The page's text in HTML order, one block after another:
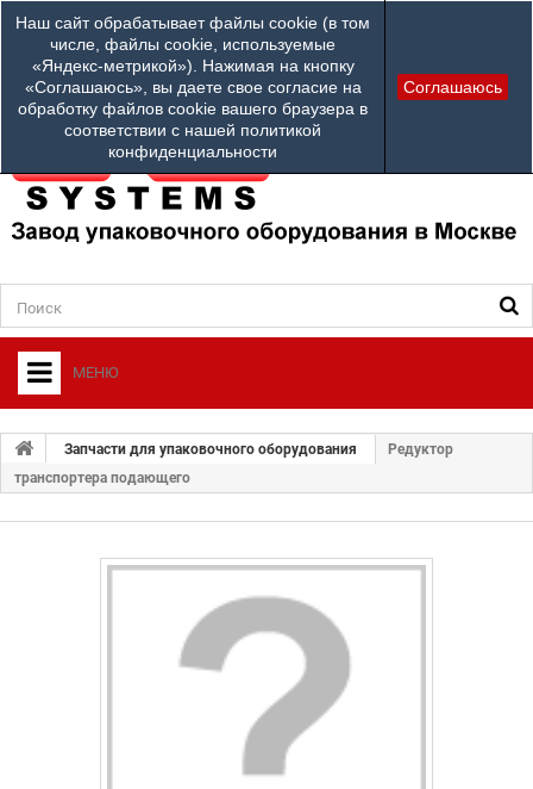
Наш сайт обрабатывает файлы cookie (в том
числе, файлы cookie, используемые
«Яндекс-метрикой»). Нажимая на кнопку
«Соглашаюсь», вы даете свое согласие на
обработку файлов cookie вашего браузера в
соответствии с нашей политикой
конфиденциальности
Соглашаюсь
Наши телефоны:
84952312100
Ваш город: Другой город
МЕНЮ
+
О ФИРМЕ
+
УПАКОВОЧНОЕ ОБОРУДОВАНИЕ
РАСХОДНЫЕ МАТЕРИАЛЫ
Запчасти для упаковочного оборудования
Редуктор
транспортера подающего